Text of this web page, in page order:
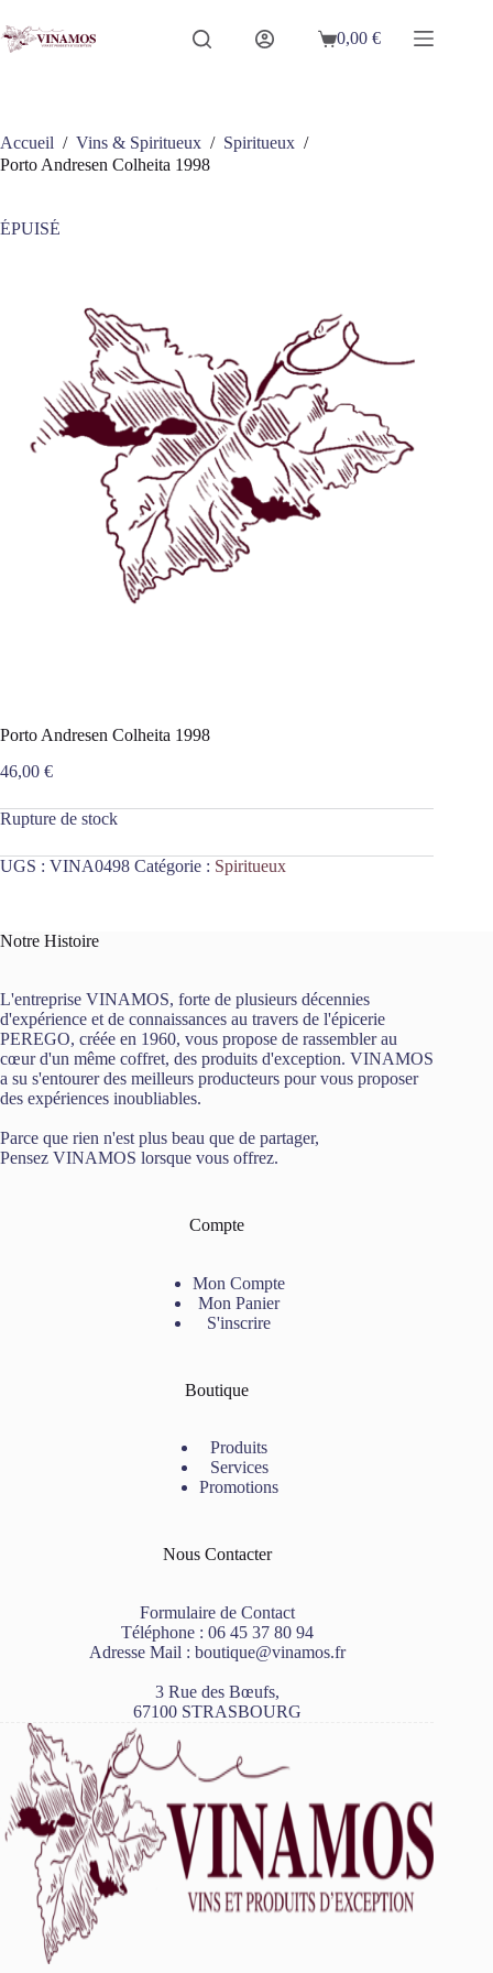
au
contenu
Panier
0,00€
Accueil / Vins & Spiritueux / Spiritueux /
Porto Andresen Colheita 1998
ÉPUISÉ
Porto Andresen Colheita 1998
46,00 €
Rupture de stock
UGS : VINA0498 Catégorie : Spiritueux
Notre Histoire
L'entreprise VINAMOS, forte de plusieurs décennies
d'expérience et de connaissances au travers de l'épicerie
PEREGO, créée en 1960, vous propose de rassembler au
cœur d'un même coffret, des produits d'exception. VINAMOS
a su s'entourer des meilleurs producteurs pour vous proposer
des expériences inoubliables.
Parce que rien n'est plus beau que de partager,
Pensez VINAMOS lorsque vous offrez.
Compte
Mon Compte
Mon Panier
S'inscrire
Boutique
Produits
Services
Promotions
Nous Contacter
Formulaire de Contact
Téléphone : 06 45 37 80 94
Adresse Mail : boutique@vinamos.fr
3 Rue des Bœufs,
67100 STRASBOURG